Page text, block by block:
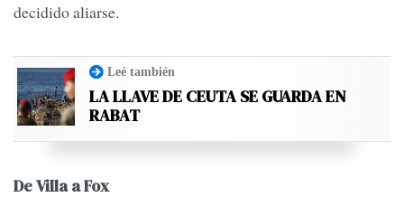
decidido aliarse.
Leé también
LA LLAVE DE CEUTA SE GUARDA EN
RABAT
De Villa a Fox